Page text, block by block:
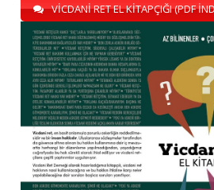
VİCDANİ RET EL KİTAPÇIĞI (PDF